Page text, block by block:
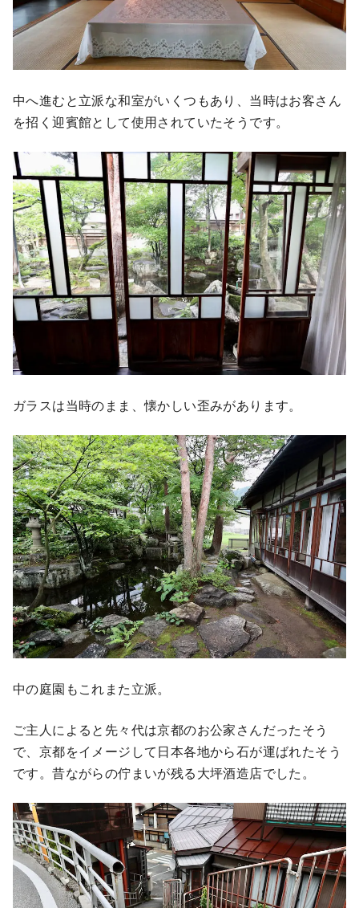
中へ進むと立派な和室がいくつもあり、当時はお客さん
を招く迎賓館として使用されていたそうです。
ガラスは当時のまま、懐かしい歪みがあります。
中の庭園もこれまた立派。
ご主人によると先々代は京都のお公家さんだったそう
で、京都をイメージして日本各地から石が運ばれたそう
です。昔ながらの佇まいが残る大坪酒造店でした。